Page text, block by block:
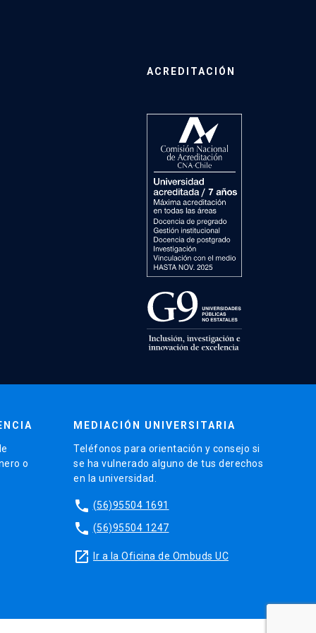
ACREDITACIÓN
o
MEDIACIÓN UNIVERSITARIA
Teléfonos para orientación y consejo si
se ha vulnerado alguno de tus derechos
en la universidad.
phone (56)95504 1691
phone (56)95504 1247
launch Ir a la Oficina de Ombuds UC